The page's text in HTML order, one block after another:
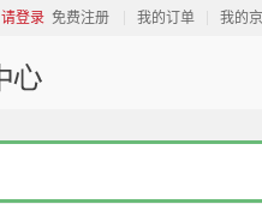
请登录 免费注册 我的订单 我的